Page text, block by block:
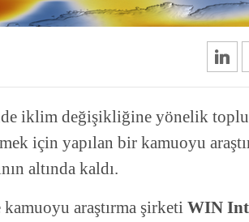
iklim değişikliğine yönelik
için yapılan bir kamuoyu
altında kaldı.
araştırma şirketi WIN